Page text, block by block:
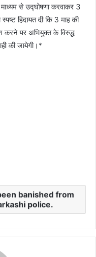
माध्यम से उद्घोषणा करवाकर 3
हिदायत दी कि 3 माह की
करने पर अभियुक्त के विरुद्ध
की जायेगी।*
banished from
police.